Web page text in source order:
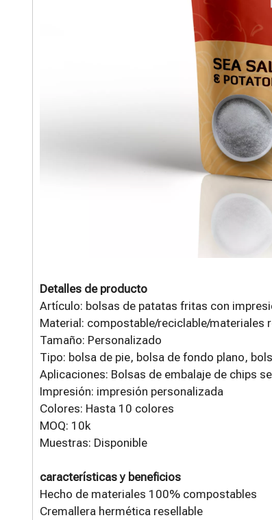
Detalles de producto
Artículo: bolsas de patatas fritas con
Material: compostable/reciclable/materiales
Tamaño: Personalizado
Tipo: bolsa de pie, bolsa de fondo plano,
Aplicaciones: Bolsas de embalaje de chips
Impresión: impresión personalizada
Colores: Hasta 10 colores
MOQ: 10k
Muestras: Disponible
características y beneficios
Hecho de materiales 100% compostables
Cremallera hermética resellable